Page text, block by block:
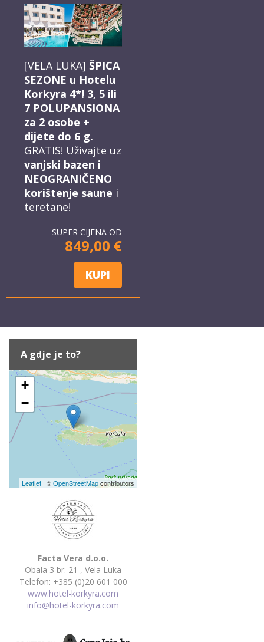
[VELA LUKA] ŠPICA
SEZONE u Hotelu
Korkyra 4*! 3, 5 ili
7 POLUPANSIONA
za 2 osobe +
dijete do 6 g.
GRATIS! Uživajte uz
vanjski bazen i
NEOGRANIČENO
korištenje saune i
teretane!
SUPER CIJENA OD
849,00 €
KUPI
A gdje je to?
+
−
Leaflet | ©OpenStreetMapcontributors
Facta Vera d.o.o.
Obala 3 br. 21 , Vela Luka
Telefon: +385 (0)20 601 000
www.hotel-korkyra.com
info@hotel-korkyra.com